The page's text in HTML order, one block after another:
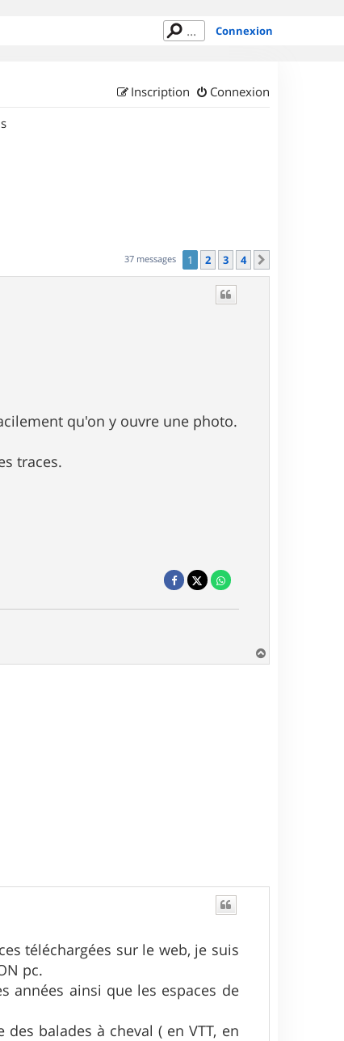
Connexion
Connexion
Inscription
37 messages 1 2 3 4
qu'on y ouvre une photo.
traces.
a
téléchargées sur le web, je suis
pc.
années ainsi que les espaces de
balades à cheval ( en VTT, en